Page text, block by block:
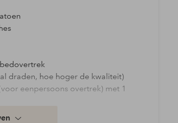
draden, hoe hoger de kwaliteit)
eenpersoons overtrek) met 1